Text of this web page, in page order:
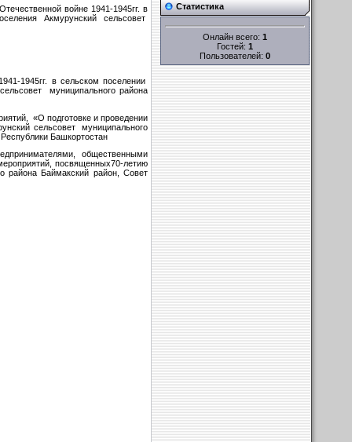
войне 1941-1945гг. в
Акмурунский сельсовет
1945гг. в сельском поселении
муниципального района
«О подготовке и проведении
сельсовет муниципального
Башкортостан
общественными
посвященных70-летию
района Баймакский район, Совет
Статистика
Онлайн всего: 1
Гостей: 1
Пользователей: 0